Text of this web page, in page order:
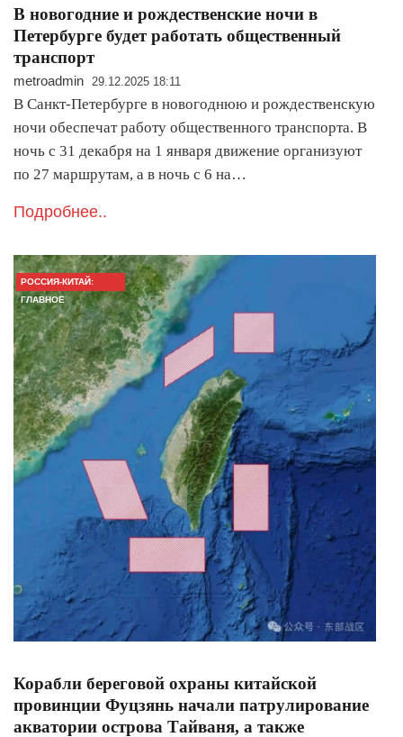
В новогодние и рождественские ночи в
Петербурге будет работать общественный
транспорт
metroadmin 29.12.2025 18:11
В Санкт-Петербурге в новогоднюю и рождественскую
ночи обеспечат работу общественного транспорта. В
ночь с 31 декабря на 1 января движение организуют
по 27 маршрутам, а в ночь с 6 на…
Подробнее..
РОССИЯ-КИТАЙ:
ГЛАВНОЕ
Корабли береговой охраны китайской
провинции Фуцзянь начали патрулирование
акватории острова Тайваня, а также